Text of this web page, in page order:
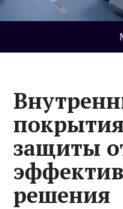
защиты
решения